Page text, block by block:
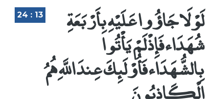
24 : 13 لَوْلَا جَاؤُوا عَلَيْهِ بِأَرْبَعَةِ
شُهَدَاء فَإِذْ لَمْ يَأْتُوا
بِالشُّهَدَاء فَأُوْلَئِكَ عِندَ اللَّهِ هُمُ